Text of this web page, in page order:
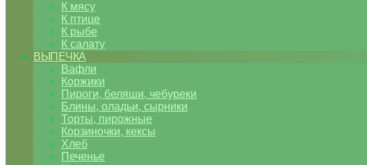
К мясу
К птице
К рыбе
К салату
ВЫПЕЧКА
Вафли
Коржики
Пироги, беляши, чебуреки
Блины, оладьи, сырники
Торты, пирожные
Корзиночки, кексы
Хлеб
Печенье